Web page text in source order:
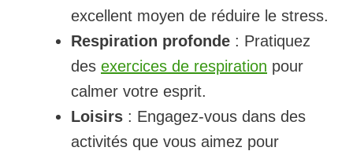
excellent moyen de réduire le stress.
Respiration profonde : Pratiquez
des exercices de respiration pour
calmer votre esprit.
Loisirs : Engagez-vous dans des
activités que vous aimez pour